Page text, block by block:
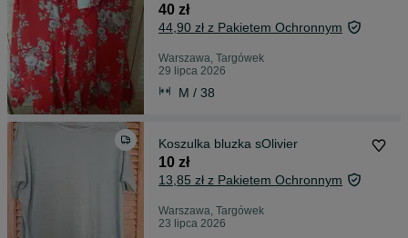
40 zł
44,90 zł z Pakietem Ochronnym
Warszawa, Targówek
29 lipca 2026
M / 38
Koszulka bluzka sOlivier
10 zł
13,85 zł z Pakietem Ochronnym
Warszawa, Targówek
23 lipca 2026